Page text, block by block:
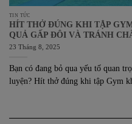
TIN TỨC
HÍT THỞ ĐÚNG KHI TẬP
QUẢ GẤP ĐÔI VÀ TRÁNH
23 Tháng 8, 2025
Bạn có đang bỏ qua yếu tố quan
luyện? Hít thở đúng khi tập Gym